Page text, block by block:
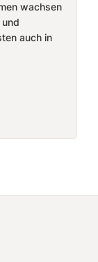
wachsen
auch in